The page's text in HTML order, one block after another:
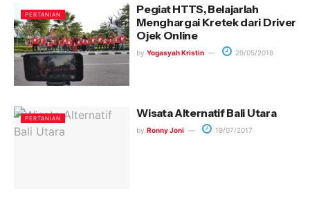
PERTANIAN
Pegiat HTTS, Belajarlah
Menghargai Kretek dari Driver
Ojek Online
by Yogasyah Kristin 29/05/2018
PERTANIAN Wisata Alternatif Bali Utara
by Ronny Joni 19/07/2017